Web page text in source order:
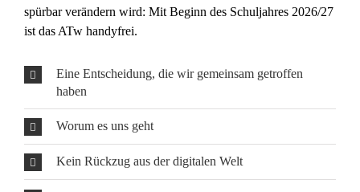
spürbar verändern wird: Mit Beginn des Schuljahres 2026/27
ist das ATw handyfrei.
Eine Entscheidung, die wir gemeinsam getroffen
haben
Worum es uns geht
Kein Rückzug aus der digitalen Welt